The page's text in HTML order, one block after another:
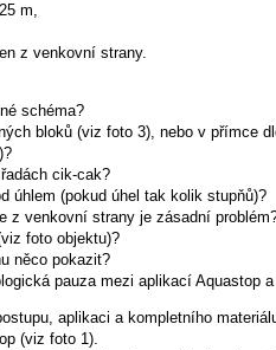
m,
z venkovní strany.
schéma?
bloků (viz foto 3), nebo v přímce
cik-cak?
úhlem (pokud úhel tak kolik stupňů)?
z venkovní strany je zásadní
foto objektu)?
něco pokazit?
pauza mezi aplikací Aquastop
aplikaci a kompletního
(viz foto 1).